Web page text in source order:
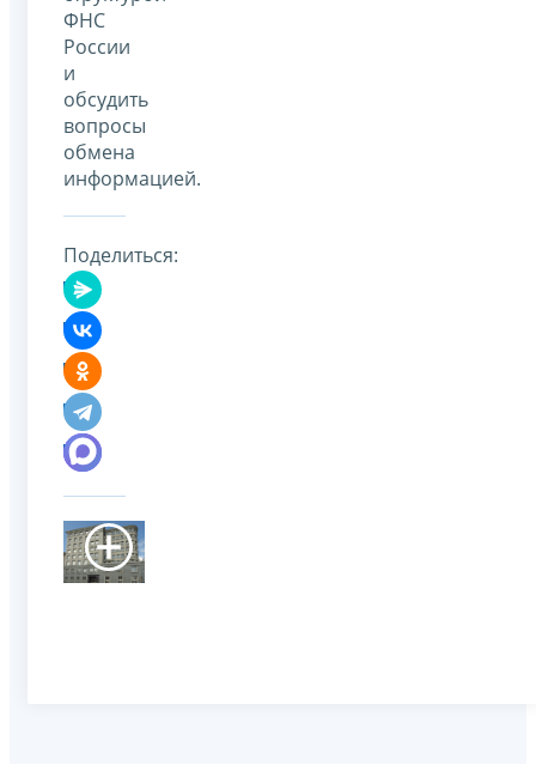
ФНС
России
и
обсудить
вопросы
обмена
информацией.
Поделиться: